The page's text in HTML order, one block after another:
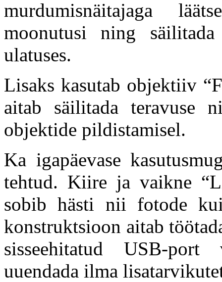
murdumisnäitajaga
moonutusi ning
ulatuses.
Lisaks kasutab objektiiv
aitab säilitada teravuse
objektide pildistamisel.
Ka igapäevase
tehtud. Kiire ja vaikne
sobib hästi nii fotode
konstruktsioon aitab
sisseehitatud USB-port
uuendada ilma